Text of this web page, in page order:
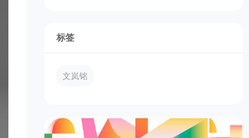
标签
文岚铭